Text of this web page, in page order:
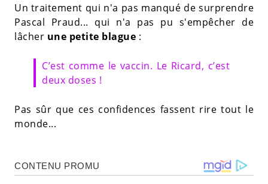
Un traitement qui n'a pas manqué de surprendre
Pascal Praud... qui n'a pas pu s'empêcher de
lâcher une petite blague :
C’est comme le vaccin. Le Ricard, c’est
deux doses !
Pas sûr que ces confidences fassent rire tout le
monde...